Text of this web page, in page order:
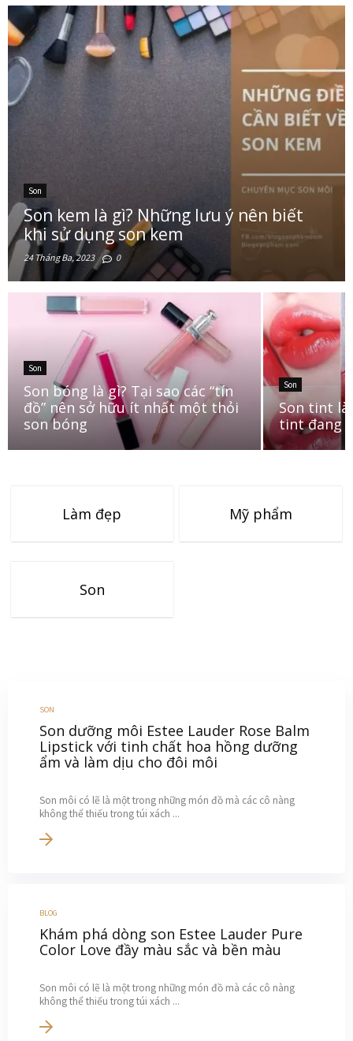
bật
Son tint là gì? Những dòng son tint đang hot nhất hiện
Tất tần tật những điều cần biết về son môi
Son dưỡng môi là gì? Lựa chọn nào phù hợp với bạn?
Son
Son kem là gì? Những lưu ý nên biết
khi sử dụng son kem
24 Tháng Ba, 2023 0
Son
Son bóng là gì? Tại sao các “tín
đồ” nên sở hữu ít nhất một thỏi
son bóng
Son
Son tint là
tint đang
Làm đẹp Mỹ phẩm
Son
SON
Son dưỡng môi Estee Lauder Rose Balm
Lipstick với tinh chất hoa hồng dưỡng
ẩm và làm dịu cho đôi môi
Son môi có lẽ là một trong những món đồ mà các cô nàng
không thể thiếu trong túi xách ...
BLOG
Khám phá dòng son Estee Lauder Pure
Color Love đầy màu sắc và bền màu
Son môi có lẽ là một trong những món đồ mà các cô nàng
không thể thiếu trong túi xách ...